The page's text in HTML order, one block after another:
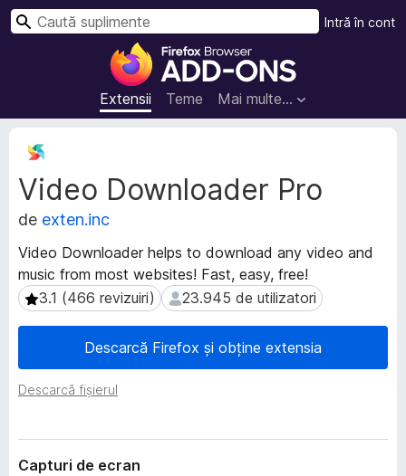
S
u
p
l
e
n
e
p
e
n
r
r
Extensii Teme Mai multe…
Intră în cont
C
Video Downloader Pro
de exten.inc
Video Downloader helps to download any video and
music from most websites! Fast, easy, free!
3.1 (466 revizuiri)
3.1 (466 revizuiri) 23.945 de utilizatori
23.945 de utilizatori
Descarcă Firefox și obține extensia
Descarcă fișierul
M
t
a
d
t
e
e
x
n
s
Capturi de ecran